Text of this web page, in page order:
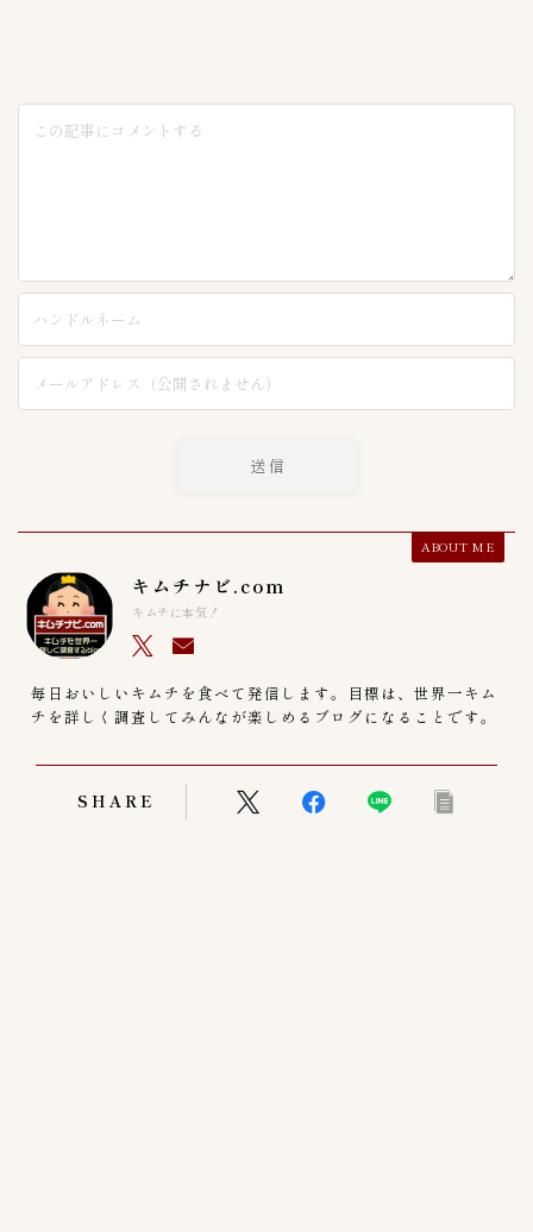
ABOUT ME
キムチナビ.com
キムチに本気！
毎日おいしいキムチを食べて発信します。目標は、世界一キム
チを詳しく調査してみんなが楽しめるブログになることです。
SHARE